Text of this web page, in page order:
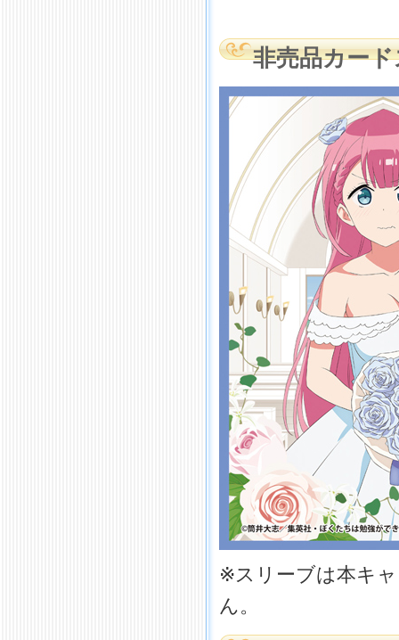
非売品カー
※スリーブは本キ
ん。